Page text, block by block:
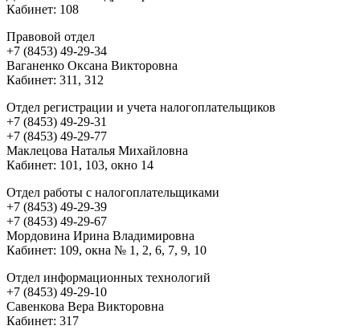
Кабинет: 108
Правовой отдел
+7 (8453) 49-29-34
Ваганенко Оксана Викторовна
Кабинет: 311, 312
Отдел регистрации и учета налогоплательщиков
+7 (8453) 49-29-31
+7 (8453) 49-29-77
Маклецова Наталья Михайловна
Кабинет: 101, 103, окно 14
Отдел работы с налогоплательщиками
+7 (8453) 49-29-39
+7 (8453) 49-29-67
Мордовина Ирина Владимировна
Кабинет: 109, окна № 1, 2, 6, 7, 9, 10
Отдел информационных технологий
+7 (8453) 49-29-10
Савенкова Вера Викторовна
Кабинет: 317